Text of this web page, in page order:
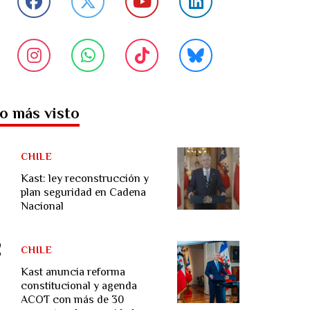
más visto
Kast: ley reconstrucción y
plan seguridad en Cadena
Nacional
CHILE
Kast anuncia reforma
constitucional y agenda
ACOT con más de 30
CHILE